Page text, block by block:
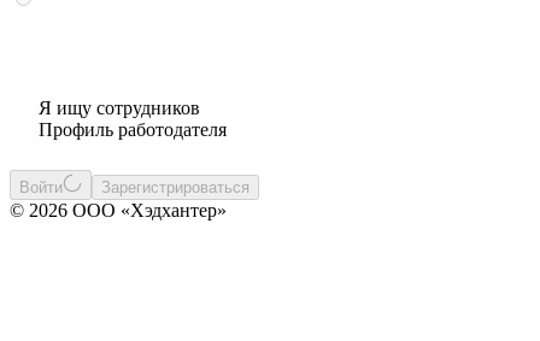
Я ищу сотрудников
Профиль работодателя
Войти Зарегистрироваться
© 2026 ООО «Хэдхантер»